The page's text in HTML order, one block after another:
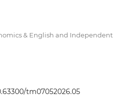
& English and Independent
tm07052026.05